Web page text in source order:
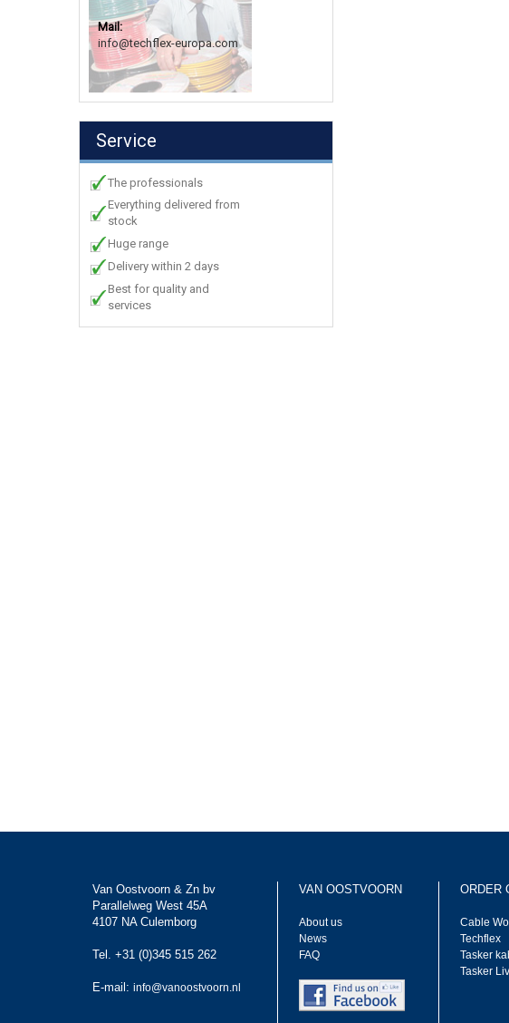
Mail:
info@techflex-europa.com
Service
The professionals
Everything delivered from
stock
Huge range
Delivery within 2 days
Best for quality and
services
Van Oostvoorn & Zn bv
Parallelweg West 45A
4107 NA Culemborg
Tel. +31 (0)345 515 262
E-mail: info@vanoostvoorn.nl
VAN OOSTVOORN
About us
News
FAQ
ORDER
Cable
Techflex
Tasker
Tasker